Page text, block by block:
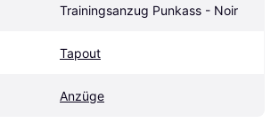
Trainingsanzug Punkass - Noir
Tapout
Anzüge